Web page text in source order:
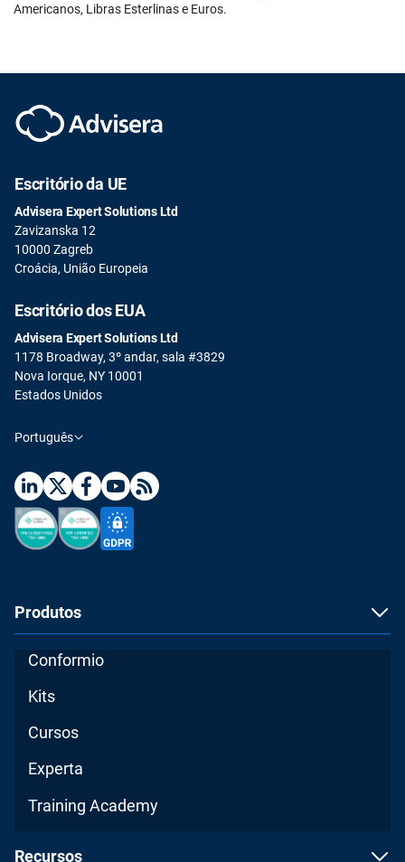
Americanos, Libras Esterlinas e Euros.
Escritório da UE
Advisera Expert Solutions Ltd
Zavizanska 12
10000 Zagreb
Croácia, União Europeia
Escritório dos EUA
Advisera Expert Solutions Ltd
1178 Broadway, 3º andar, sala #3829
Nova Iorque, NY 10001
Estados Unidos
Português
Produtos
Conformio
Kits
Cursos
Experta
Training Academy
Recursos